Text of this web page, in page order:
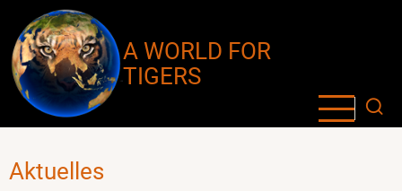
zum
Inhalt
A WORLD FOR
TIGERS
Aktuelles